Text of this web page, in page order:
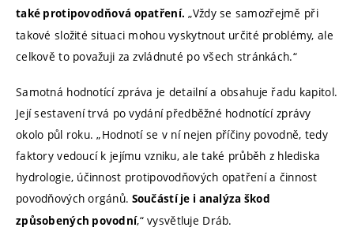
také protipovodňová opatření. „Vždy se samozřejmě při
takové složité situaci mohou vyskytnout určité problémy, ale
celkově to považuji za zvládnuté po všech stránkách.“
Samotná hodnotící zpráva je detailní a obsahuje řadu kapitol.
Její sestavení trvá po vydání předběžné hodnotící zprávy
okolo půl roku. „Hodnotí se v ní nejen příčiny povodně, tedy
faktory vedoucí k jejímu vzniku, ale také průběh z hlediska
hydrologie, účinnost protipovodňových opatření a činnost
povodňových orgánů. Součástí je i analýza škod
způsobených povodní,“ vysvětluje Dráb.